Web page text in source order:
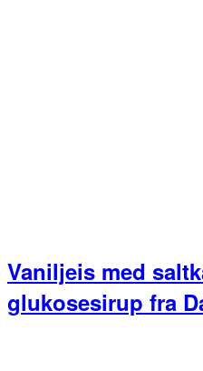
Vaniljeis med
glukosesirup fra